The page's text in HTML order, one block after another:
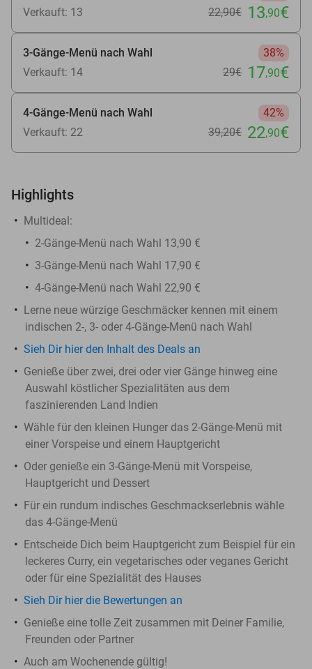
Verkauft: 13
22,90€ 13,90€
3-Gänge-Menü nach Wahl
38%
Verkauft: 14
29€ 17,90€
4-Gänge-Menü nach Wahl
42%
Verkauft: 22
39,20€ 22,90€
Highlights
Multideal:
2-Gänge-Menü nach Wahl​ 13,90 €
3-Gänge-Menü nach Wahl​ 17,90 €
4-Gänge-Menü nach Wahl​ 22,90 €
Lerne neue würzige Geschmäcker kennen mit einem
indischen 2-, 3- oder 4-Gänge-Menü nach Wahl
Sieh Dir hier den Inhalt des Deals an
Genieße über zwei, drei oder vier Gänge hinweg eine
Auswahl köstlicher Spezialitäten aus dem
faszinierenden Land Indien
Wähle für den kleinen Hunger das 2-Gänge-Menü mit
einer Vorspeise und einem Hauptgericht
Oder genieße ein 3-Gänge-Menü mit Vorspeise,
Hauptgericht und Dessert
Für ein rundum indisches Geschmackserlebnis wähle
das 4-Gänge-Menü
Entscheide Dich beim Hauptgericht zum Beispiel für ein
leckeres Curry, ein vegetarisches oder veganes Gericht
oder für eine Spezialität des Hauses
Sieh Dir hier die Bewertungen an
Genieße eine tolle Zeit zusammen mit Deiner Familie,
Freunden oder Partner
Auch am Wochenende gültig!